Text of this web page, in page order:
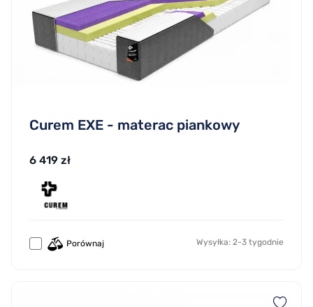
Curem EXE - materac piankowy
6 419 zł
Porównaj Wysyłka: 2-3 tygodnie